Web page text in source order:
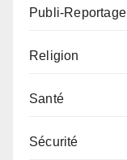
Publi-Reportage
Religion
Santé
Sécurité